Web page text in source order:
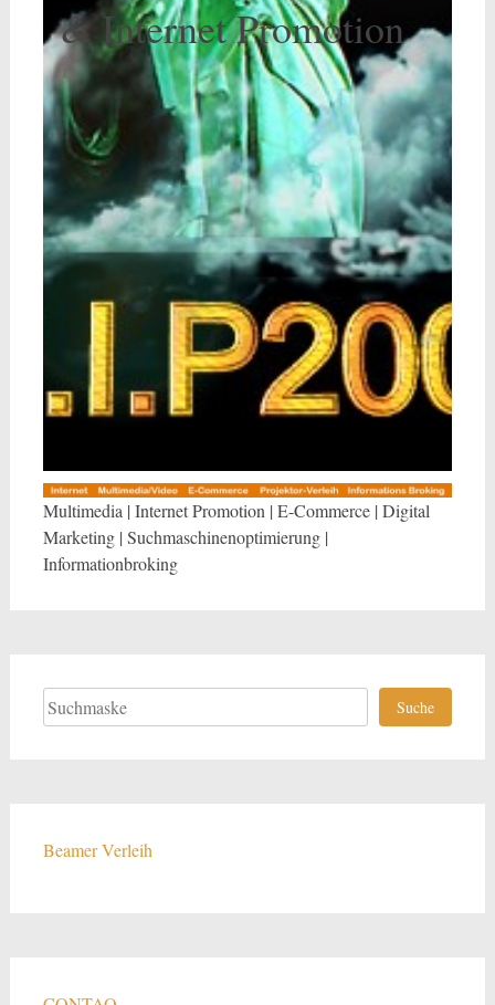
& Internet Promotion
Multimedia | Internet Promotion | E-Commerce | Digital
Marketing | Suchmaschinenoptimierung |
Informationbroking
Suchen Suche
Beamer Verleih